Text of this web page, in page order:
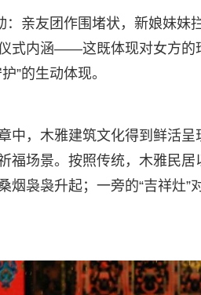
：亲友团作围堵状，新娘妹妹
式内涵——这既体现对女方的
”的生动体现。
中，木雅建筑文化得到鲜活
福场景。按照传统，木雅民
烟袅袅升起；一旁的“吉祥灶”